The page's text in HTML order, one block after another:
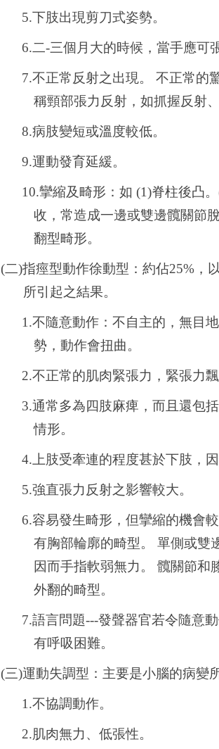
5.下肢出現剪刀式姿勢。
6.二-三個月大的時候，當手應可
7.不正常反射之出現。 不正常的
稱頸部張力反射，如抓握反射
8.病肢變短或溫度較低。
9.運動發育延緩。
10.攣縮及畸形：如 (1)脊柱後凸
收，常造成一邊或雙邊髖關節
翻型畸形。
(二)指痙型動作徐動型：約佔25%，
所引起之結果。
1.不隨意動作：不自主的，無目
勢，動作會扭曲。
2.不正常的肌肉緊張力，緊張力飄
3.通常多為四肢麻痺，而且還包
情形。
4. 上肢受牽連的程度甚於下肢，
5.強直張力反射之影響較大。
6.容易發生畸形，但攣縮的機會
有胸部輪廓的畸型。 單側或雙
因而手指軟弱無力。 髖關節和
外翻的畸型。
7.語言問題---發聲器官若令隨意
有呼吸困難。
(三)運動失調型：主要是小腦的病變
1.不協調動作。
2.肌肉無力、低張性。